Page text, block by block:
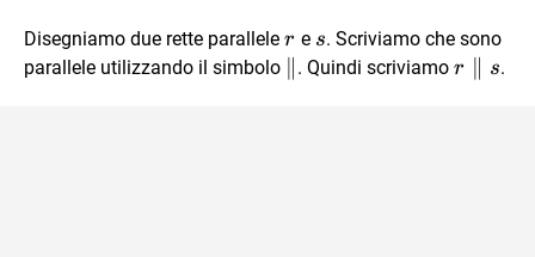
Disegniamo due rette parallele r
r e s
s. Scriviamo che sono
parallele utilizzando il simbolo
\parallel
. Quindi scriviamo r
r s.